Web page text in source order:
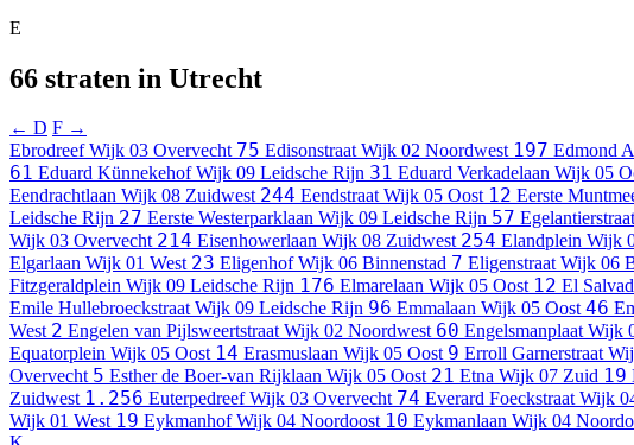
E
66 straten in Utrecht
← D F →
Ebrodreef Wijk 03 Overvecht 75 Edisonstraat Wijk 02 Noordwest 197 Edmond
61 Eduard Künnekehof Wijk 09 Leidsche Rijn 31 Eduard Verkadelaan Wijk 05
Eendrachtlaan Wijk 08 Zuidwest 244 Eendstraat Wijk 05 Oost 12 Eerste
Leidsche Rijn 27 Eerste Westerparklaan Wijk 09 Leidsche Rijn 57 Egelantierstraat
Wijk 03 Overvecht 214 Eisenhowerlaan Wijk 08 Zuidwest 254 Elandplein Wijk
Elgarlaan Wijk 01 West 23 Eligenhof Wijk 06 Binnenstad 7 Eligenstraat Wijk 06
Fitzgeraldplein Wijk 09 Leidsche Rijn 176 Elmarelaan Wijk 05 Oost 12 El
Emile Hullebroeckstraat Wijk 09 Leidsche Rijn 96 Emmalaan Wijk 05 Oost 46
West 2 Engelen van Pijlsweertstraat Wijk 02 Noordwest 60 Engelsmanplaat Wijk
Equatorplein Wijk 05 Oost 14 Erasmuslaan Wijk 05 Oost 9 Erroll Garnerstraat
Overvecht 5 Esther de Boer-van Rijklaan Wijk 05 Oost 21 Etna Wijk 07 Zuid 19
Zuidwest 1.256 Euterpedreef Wijk 03 Overvecht 74 Everard Foeckstraat Wijk
Wijk 01 West 19 Eykmanhof Wijk 04 Noordoost 10 Eykmanlaan Wijk 04